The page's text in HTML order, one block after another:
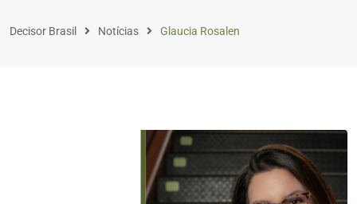
Decisor Brasil Notícias Glaucia Rosalen